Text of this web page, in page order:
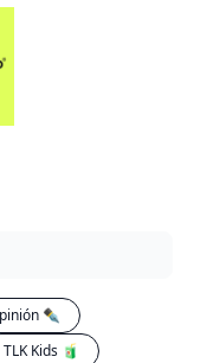
💎
✒️
TLK Kids 🧃